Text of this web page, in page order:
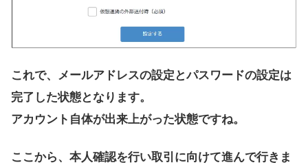
これで、メールアドレスの設定とパスワードの設定は
完了した状態となります。
アカウント自体が出来上がった状態ですね。
ここから、本人確認を行い取引に向けて進んで行きま